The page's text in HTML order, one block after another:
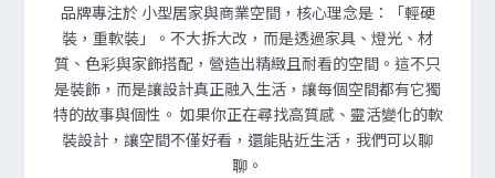
品牌專注於 小型居家與商業空間，核心理念是：「輕硬
裝，重軟裝」。不大拆大改，而是透過家具、燈光、材
質、色彩與家飾搭配，營造出精緻且耐看的空間。這不只
是裝飾，而是讓設計真正融入生活，讓每個空間都有它獨
特的故事與個性。 如果你正在尋找高質感、靈活變化的軟
裝設計，讓空間不僅好看，還能貼近生活，我們可以聊
聊。